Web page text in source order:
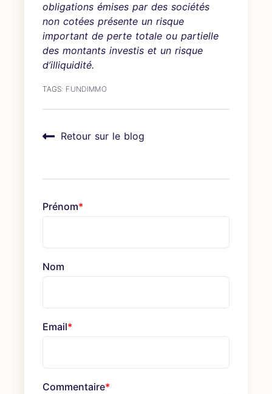
obligations émises par des sociétés
non cotées présente un risque
important de perte totale ou partielle
des montants investis et un risque
d’illiquidité.
TAGS: FUNDIMMO
Retour sur le blog
Prénom*
Nom
Email*
Commentaire*